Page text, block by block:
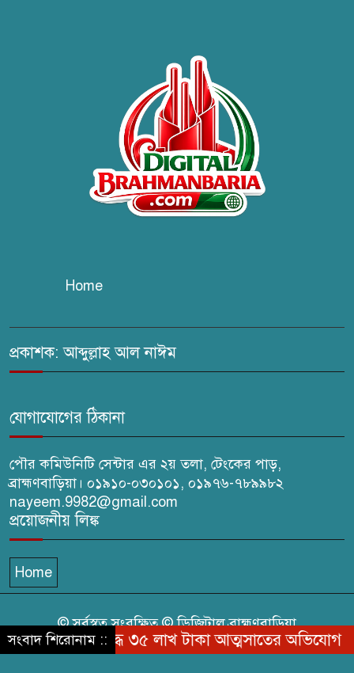
ট্রাভেল এজেন্সি ফোরাম অব
ব্রাহ্মণবাড়িয়া (টিএএফবি) সদস্যদের
সভা অনুষ্ঠিত।
সরাইলে ডিপিএফ’র মতবিনিময়
সভায় অনুষ্ঠিত
হাসপাতাল কর্তৃপক্ষের সাথে এসিজি-
কবি জয়দুল হোসেনের
Home
প্রকাশক: আব্দুল্লাহ আল নাঈম
যোগাযোগের ঠিকানা
পৌর কমিউনিটি সেন্টার এর ২য় তলা, টেংকের পাড়,
ব্রাহ্মণবাড়িয়া। ০১৯১০-০৩০১০১, ০১৯৭৬-৭৮৯৯৮২
nayeem.9982@gmail.com
প্রয়োজনীয় লিঙ্ক
Home
© সর্বস্বত্ব সংরক্ষিত © ডিজিটাল ব্রাহ্মণবাড়িয়া
কারিগরি সহযোগিতায়ঃHoster Line
সংবাদ শিরোনাম ::
বিরুদ্ধে ৩৫ লাখ টাকা আত্মসাতের অভিযোগ